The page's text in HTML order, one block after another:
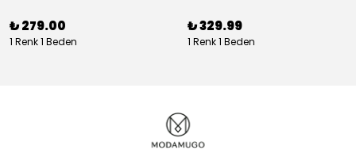
₺ 279.00
1 Renk 1 Beden
₺ 329.99
1 Renk 1 Beden